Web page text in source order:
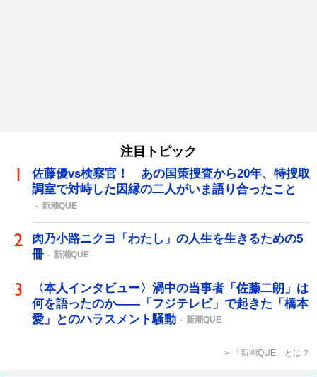
注目トピック
佐藤優vs検察官！ あの国策捜査から20年、特捜取
調室で対峙した因縁の二人がいま語り合ったこと
新潮QUE
肉乃小路ニクヨ「わたし」の人生を生きるための5
冊
新潮QUE
〈本人インタビュー〉渦中の当事者「佐藤二朗」は
何を語ったのか――「フジテレビ」で起きた「橋本
愛」とのハラスメント騒動
新潮QUE
「新潮QUE」とは？